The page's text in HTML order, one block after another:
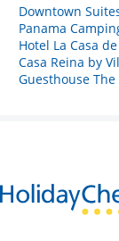
Downtown
Panama
Hotel La Casa
Casa Reina by
Guesthouse